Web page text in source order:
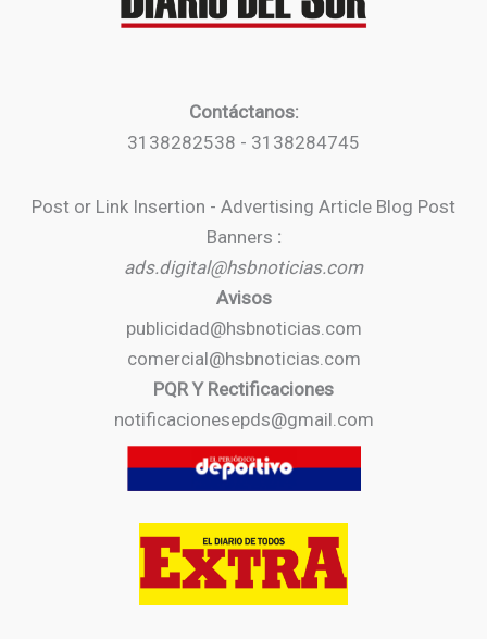
Contáctanos:
3138282538 - 3138284745
Post or Link Insertion - Advertising Article Blog Post
Banners :
ads.digital@hsbnoticias.com
Avisos
publicidad@hsbnoticias.com
comercial@hsbnoticias.com
PQR Y Rectificaciones
notificacionesepds@gmail.com